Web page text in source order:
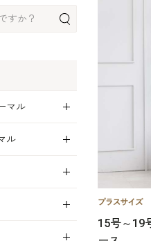
15号～19
マル
ル